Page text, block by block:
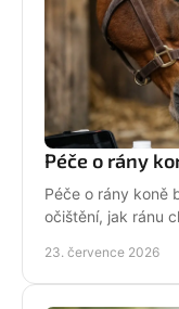
Péče o rány
Péče o rány koně
očištění, jak ránu
23. července 2026